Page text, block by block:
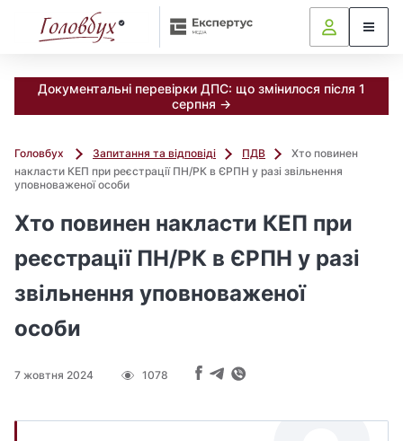
Документальні перевірки ДПС: що змінилося після 1
серпня →
Головбух Запитання та відповіді ПДВ
Хто повинен
накласти КЕП при реєстрації ПН/РК в ЄРПН у разі звільнення
уповноваженої особи
Хто повинен накласти КЕП при
реєстрації ПН/РК в ЄРПН у разі
звільнення уповноваженої
особи
7 жовтня 2024 1078